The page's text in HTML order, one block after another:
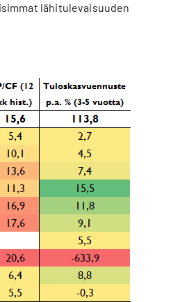
lähitulevaisuuden